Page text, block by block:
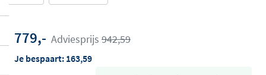
779,- Adviesprijs 942,59
Je bespaart: 163,59